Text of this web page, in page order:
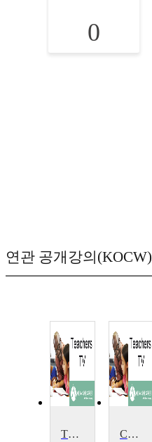
0
연관 공개강의(KOCW)
The Pulsing Reaction Chemistry: Thermit Reaction